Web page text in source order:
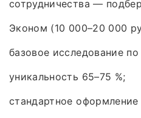
сотрудничества —
Эконом (10 000–20 000
базовое исследование
уникальность 65–75 %;
стандартное